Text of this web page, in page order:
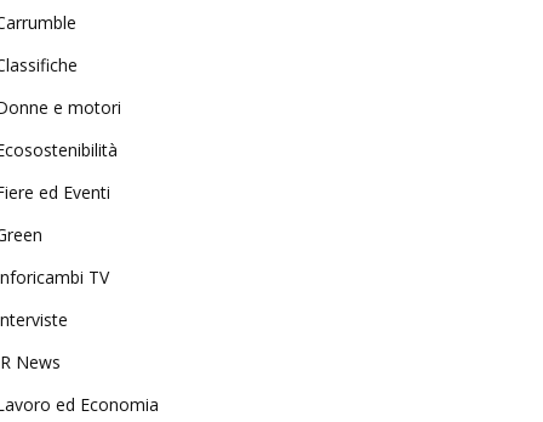
e motori
ed Eventi
TV
News
ed Economia